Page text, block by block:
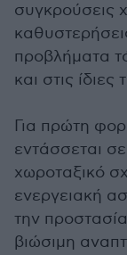
συγκρούσεις
προβλήματα
και στις ίδιες
Για πρώτη
εντάσσεται
χωροταξικό
ενεργειακή
την
βιώσιμη